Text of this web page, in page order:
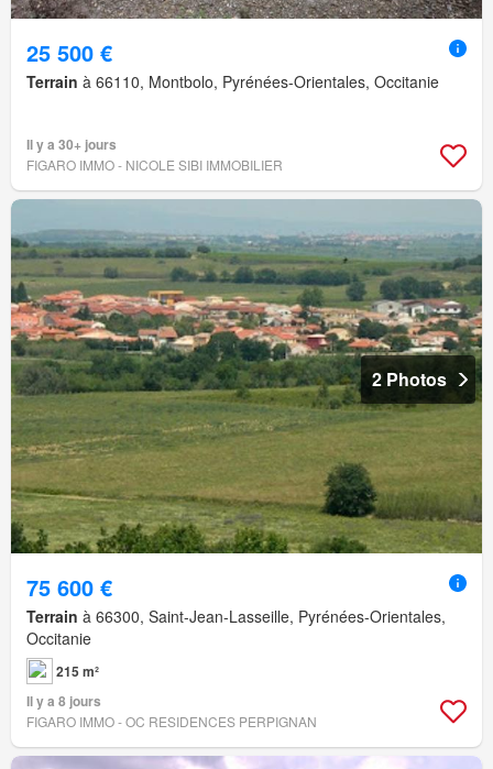
25 500 €
Terrain à 66110, Montbolo, Pyrénées-Orientales, Occitanie
Il y a 30+ jours
FIGARO IMMO - NICOLE SIBI IMMOBILIER
2 Photos
75 600 €
Terrain à 66300, Saint-Jean-Lasseille, Pyrénées-Orientales,
Occitanie
215 m²
Il y a 8 jours
FIGARO IMMO - OC RESIDENCES PERPIGNAN